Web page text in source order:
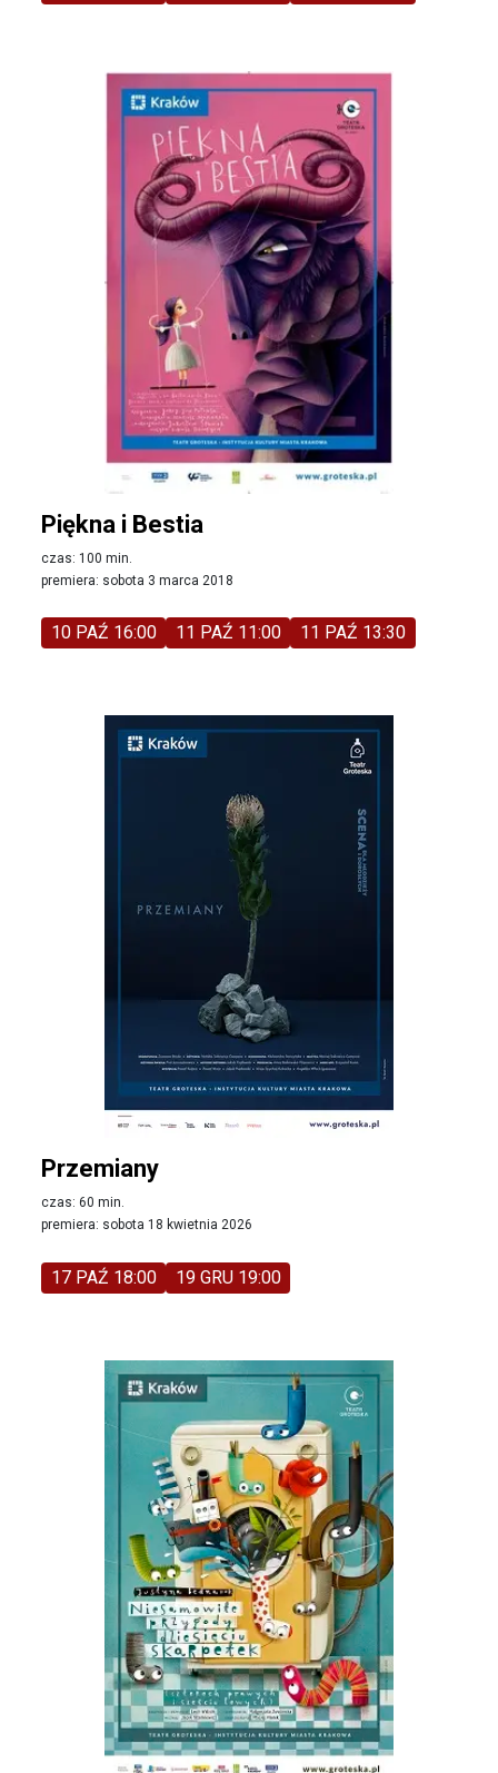
Piękna i Bestia
czas: 100 min.
premiera: sobota 3 marca 2018
10 PAŹ 16:00 11 PAŹ 11:00 11 PAŹ 13:30
Przemiany
czas: 60 min.
premiera: sobota 18 kwietnia 2026
17 PAŹ 18:00 19 GRU 19:00